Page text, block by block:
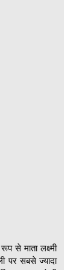
से माता लक्ष्मी
पर सबसे ज्यादा